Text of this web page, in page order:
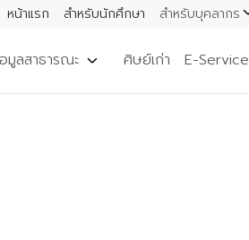
หน้าแรก สำหรับนักศึกษา สำหรับบุคลากร
มูลสาธารณะ ศิษย์เก่า E-Service